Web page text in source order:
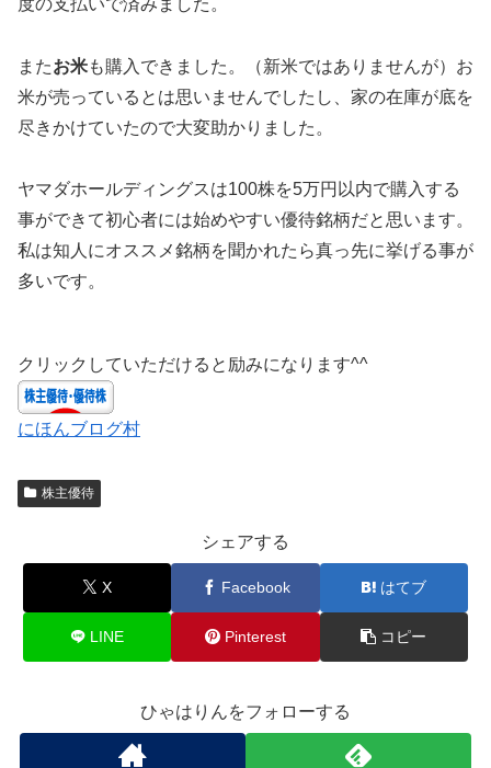
またお米も購入できました。（新米ではありませんが）お
米が売っているとは思いませんでしたし、家の在庫が底を
尽きかけていたので大変助かりました。
ヤマダホールディングスは100株を5万円以内で購入する
事ができて初心者には始めやすい優待銘柄だと思います。
私は知人にオススメ銘柄を聞かれたら真っ先に挙げる事が
多いです。
クリックしていただけると励みになります^^
にほんブログ村
株主優待
シェアする
X Facebook はてブ
LINE Pinterest コピー
ひゃはりんをフォローする